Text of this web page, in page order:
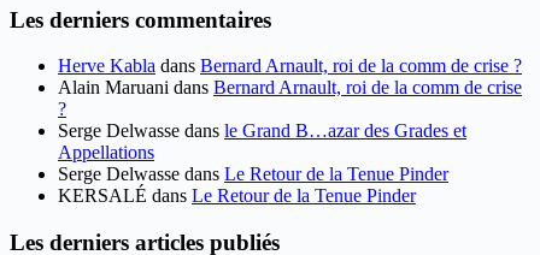
Les derniers commentaires
Herve Kabla dans Bernard Arnault, roi de la comm de crise ?
Alain Maruani dans Bernard Arnault, roi de la comm de crise
?
Serge Delwasse dans le Grand B…azar des Grades et
Appellations
Serge Delwasse dans Le Retour de la Tenue Pinder
KERSALÉ dans Le Retour de la Tenue Pinder
Les derniers articles publiés